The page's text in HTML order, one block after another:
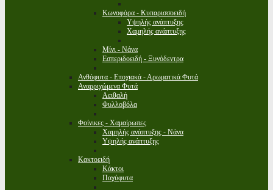
Κωνοφόρα - Κυπαρισσοειδή
Υψηλής ανάπτυξης
Χαμηλής ανάπτυξης
Μίνι - Νάνα
Εσπεριδοειδή - Ξυνόδεντρα
Ανθόφυτα - Εποχιακά - Αρωματικά Φυτά
Αναρριχώμενα Φυτά
Αειθαλή
Φυλλοβόλα
Φοίνικες - Χαμαίρωπες
Χαμηλής ανάπτυξης - Νάνα
Υψηλής ανάπτυξης
Κακτοειδή
Κάκτοι
Παχύφυτα